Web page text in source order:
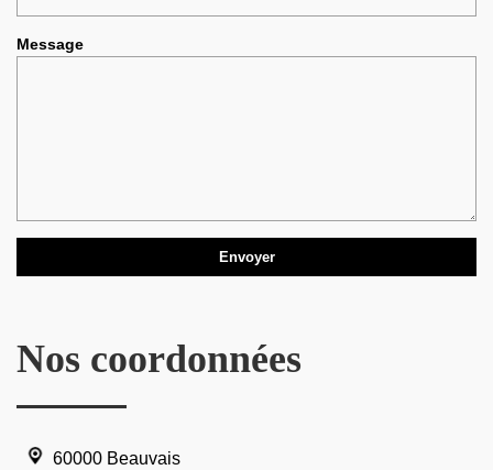
Message
Nos coordonnées
60000 Beauvais